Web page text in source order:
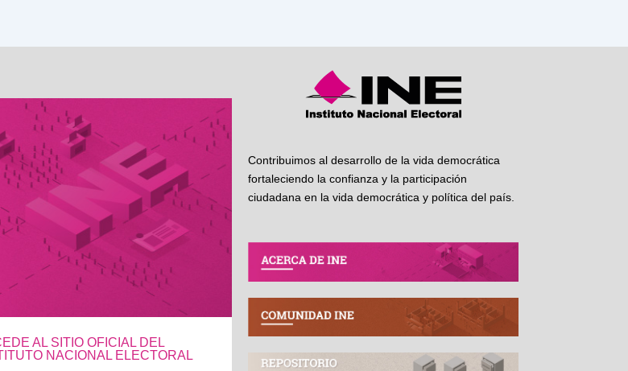
AL SITIO OFICIAL DEL
NACIONAL ELECTORAL
Contribuimos al desarrollo de la vida democrática
fortaleciendo la confianza y la participación
ciudadana en la vida democrática y política del país.